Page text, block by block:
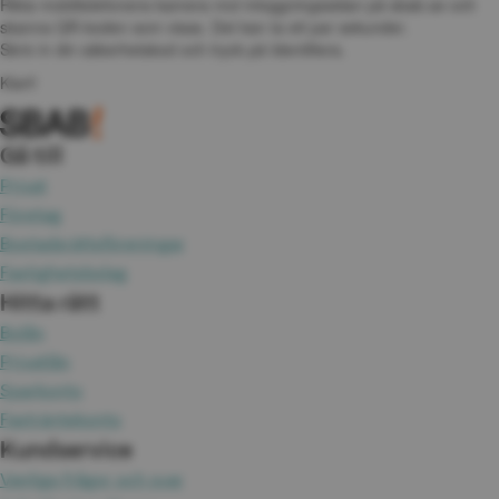
skanna QR-koden som visas. Det kan ta ett par sekunder.
Skriv in din säkerhetskod och tryck på Identifiera.
Klart!
Gå till
Privat
Företag
Bostadsrättsföreningar
Fastighetsbolag
Hitta rätt
Bolån
Privatlån
Sparkonto
Fasträntekonto
Kundservice
Vanliga frågor och svar